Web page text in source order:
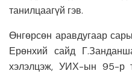
танилцаагүй гэв.
Өнгөрсөн аравдугаар
Ерөнхий сайд
хэлэлцэж, УИХ-ын 95-р